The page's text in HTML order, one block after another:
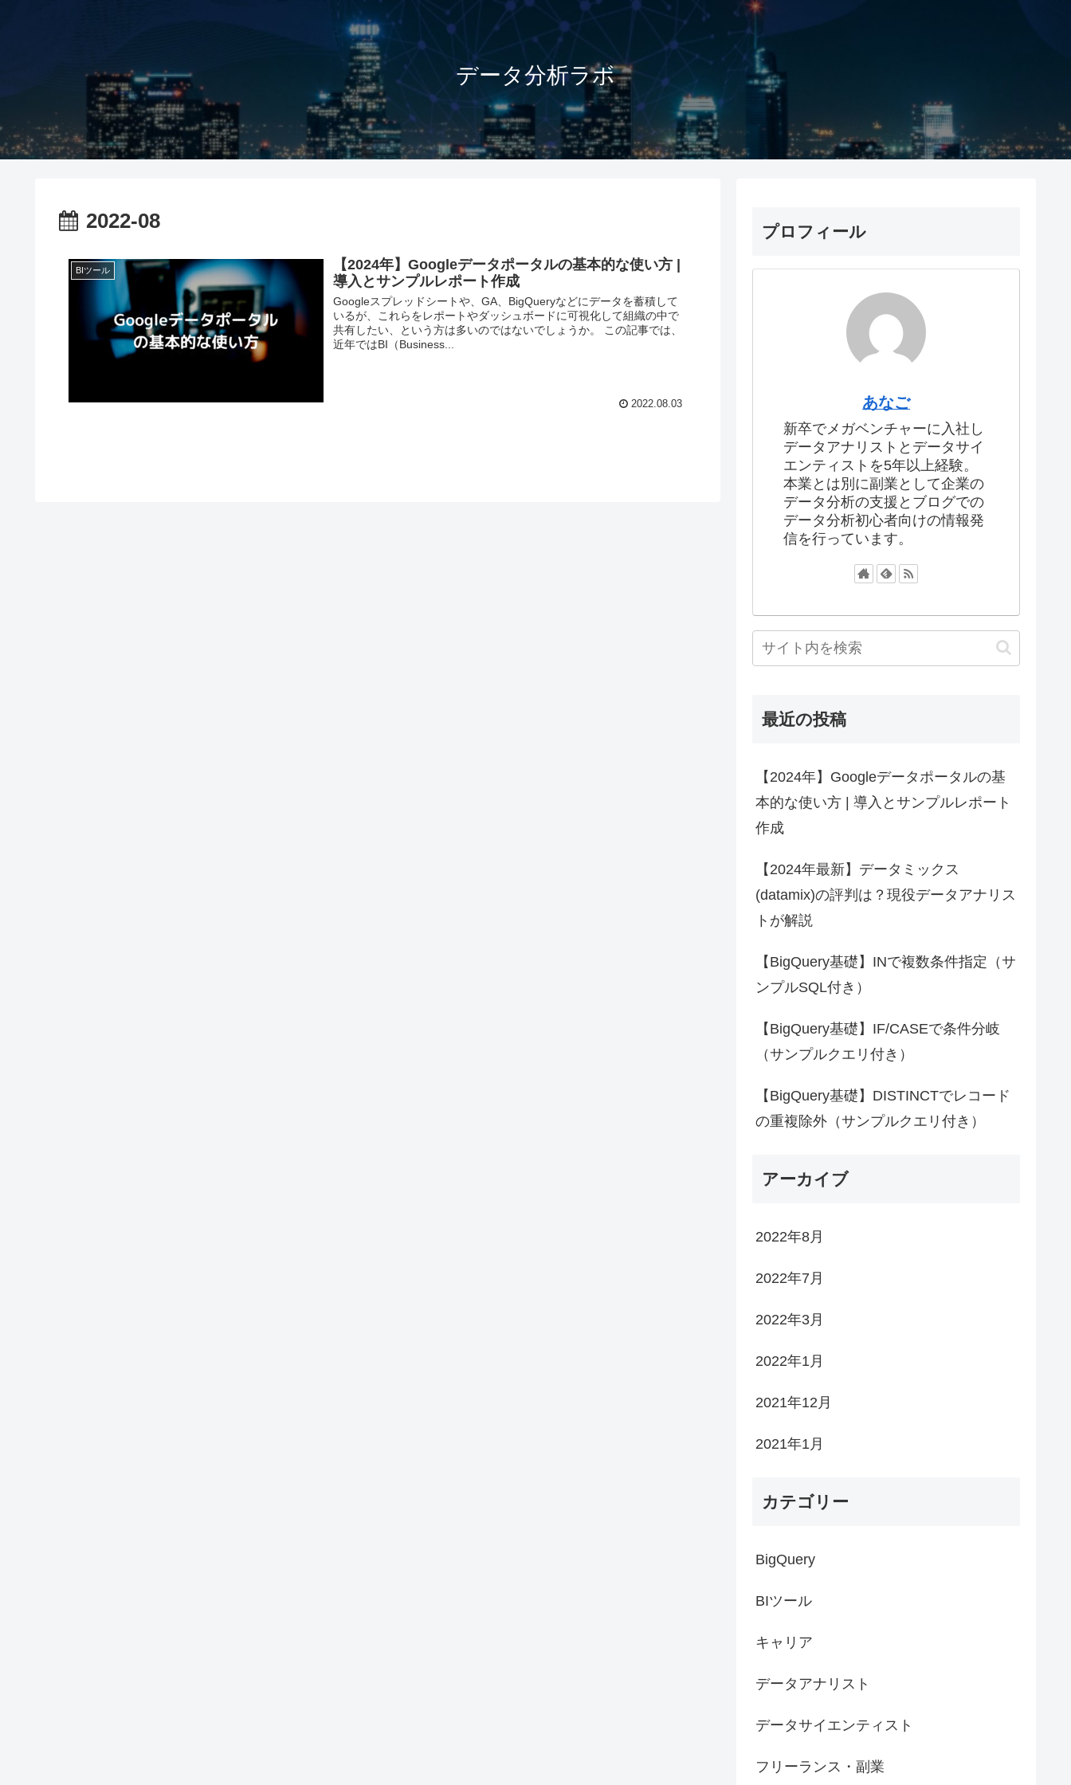
データ分析ラボ
2022-08
BIツール
【2024年】Googleデータポータルの基本的な使い方 |
導入とサンプルレポート作成
Googleスプレッドシートや、GA、BigQueryなどにデータを蓄積して
いるが、これらをレポートやダッシュボードに可視化して組織の中で
共有したい、という方は多いのではないでしょうか。 この記事では、
近年ではBI（Business...
2022.08.03
プロフィール
あなご
新卒でメガベンチャーに入社し
データアナリストとデータサイ
エンティストを5年以上経験。
本業とは別に副業として企業の
データ分析の支援とブログでの
データ分析初心者向けの情報発
信を行っています。
最近の投稿
【2024年】Googleデータポータルの基
本的な使い方 | 導入とサンプルレポート
作成
【2024年最新】データミックス
(datamix)の評判は？現役データアナリス
トが解説
【BigQuery基礎】INで複数条件指定（サ
ンプルSQL付き）
【BigQuery基礎】IF/CASEで条件分岐
（サンプルクエリ付き）
【BigQuery基礎】DISTINCTでレコード
の重複除外（サンプルクエリ付き）
アーカイブ
2022年8月
2022年7月
2022年3月
2022年1月
2021年12月
2021年1月
カテゴリー
BigQuery
BIツール
キャリア
データアナリスト
データサイエンティスト
フリーランス・副業